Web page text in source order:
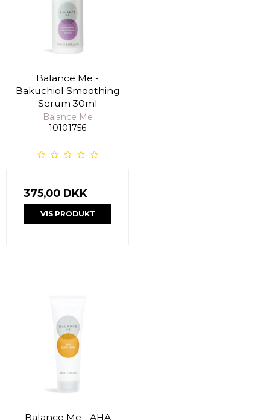
Balance Me -
Bakuchiol Smoothing
Serum 30ml
Balance Me
10101756
375,00 DKK
VIS PRODUKT
Balance Me - AHA